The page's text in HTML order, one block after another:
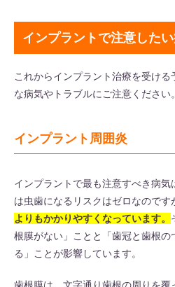
インプラントで注意した
これからインプラント治療を受ける
な病気やトラブルにご注意ください。
インプラント周囲炎
インプラントで最も注意すべき病気
は虫歯になるリスクはゼロなのです
よりもかかりやすくなっています。
根膜がない」ことと「歯冠と歯根
る」ことが影響しています。